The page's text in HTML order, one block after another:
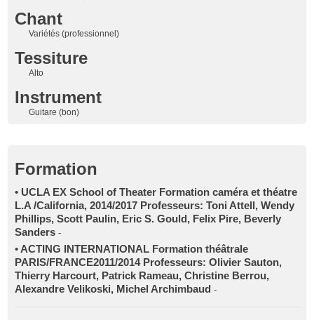
Chant
Variétés (professionnel)
Tessiture
Alto
Instrument
Guitare (bon)
Formation
• UCLA EX School of Theater Formation caméra et théatre
L.A /California, 2014/2017 Professeurs: Toni Attell, Wendy
Phillips, Scott Paulin, Eric S. Gould, Felix Pire, Beverly
Sanders-
• ACTING INTERNATIONAL Formation théâtrale
PARIS/FRANCE2011/2014 Professeurs: Olivier Sauton,
Thierry Harcourt, Patrick Rameau, Christine Berrou,
Alexandre Velikoski, Michel Archimbaud -